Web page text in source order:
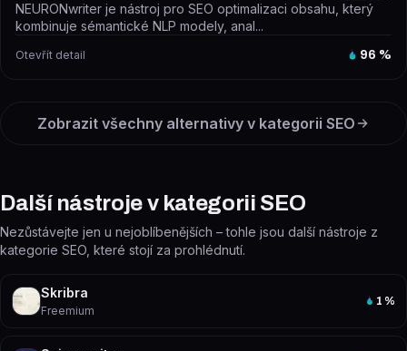
NEURONwriter je nástroj pro SEO optimalizaci obsahu, který
kombinuje sémantické NLP modely, anal...
Otevřít detail 96 %
Zobrazit všechny alternativy v kategorii SEO
Další nástroje v kategorii SEO
Nezůstávejte jen u nejoblíbenějších – tohle jsou další nástroje z
kategorie SEO, které stojí za prohlédnutí.
Skribra
Freemium
1 %